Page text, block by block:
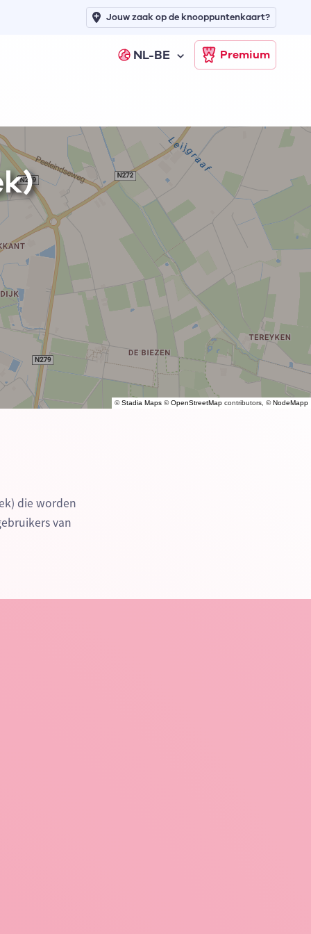
NL-BE Premium
Jouw zaak op de knooppuntenkaart?
©Stadia Maps ©OpenStreetMap contributors, ©NodeMapp
die worden
van